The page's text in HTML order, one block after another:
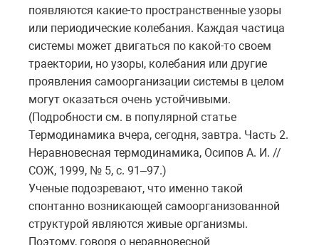
появляются какие-то пространственные узоры
или периодические колебания. Каждая частица
системы может двигаться по какой-то своем
траектории, но узоры, колебания или другие
проявления самоорганизации системы в целом
могут оказаться очень устойчивыми.
(Подробности см. в популярной статье
Термодинамика вчера, сегодня, завтра. Часть 2.
Неравновесная термодинамика, Осипов А. И. //
СОЖ, 1999, № 5, с. 91–97.)
Ученые подозревают, что именно такой
спонтанно возникающей самоорганизованной
структурой являются живые организмы.
Поэтому, говоря о неравновесной